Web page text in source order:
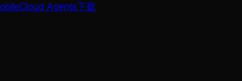
Cloud Agents下载